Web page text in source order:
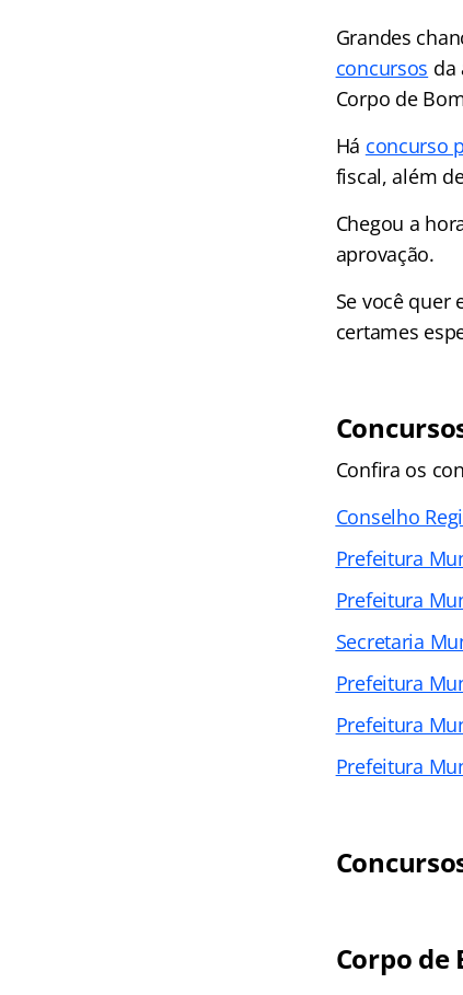
Grandes
concursos da
Corpo de
Há concurso
fiscal, além
Chegou a
aprovação.
Se você quer
certames
Confira os
Conselho
Prefeitura
Prefeitura
Secretaria
Prefeitura
Prefeitura
Prefeitura
Corpo de